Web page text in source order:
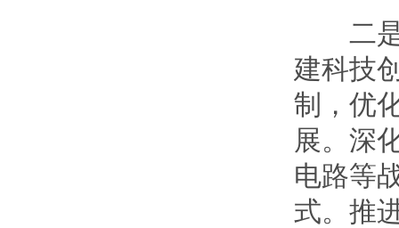
二是
建科技
制，优
展。深
电路等
式。推